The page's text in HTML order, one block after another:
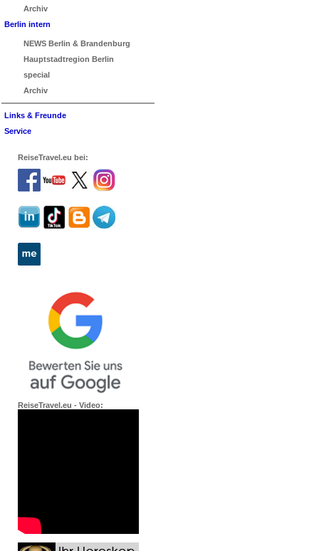
Archiv
Berlin intern
NEWS Berlin & Brandenburg
Hauptstadtregion Berlin
special
Archiv
Links & Freunde
Service
ReiseTravel.eu bei:
ReiseTravel.eu - Video: